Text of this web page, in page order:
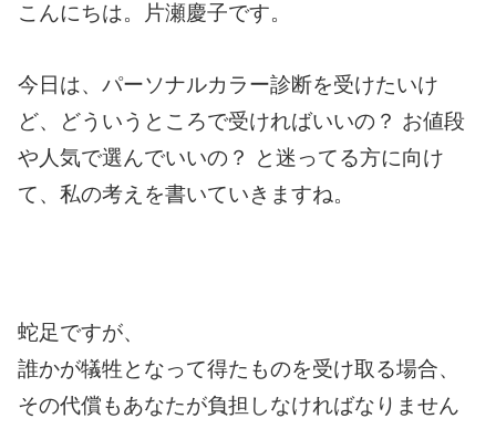
こんにちは。 片瀬慶子です。
今日は、パーソナルカラー診断を受けたいけ
ど、どういうところで受ければいいの？ お値段
や人気で選んでいいの？ と迷ってる方に向け
て、私の考えを書いていきますね。
蛇足ですが、
誰かが犠牲となって得たものを受け取る場合、
その代償もあなたが負担しなければなりません